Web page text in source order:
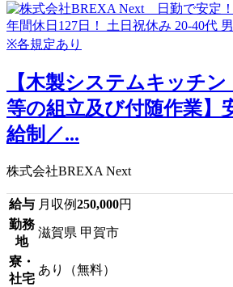
【木製システムキッチ
等の組立及び付随作業】
給制／...
株式会社BREXA Next
給与 月収例250,000円
勤務
地
滋賀県 甲賀市
寮・
社宅
あり（無料）